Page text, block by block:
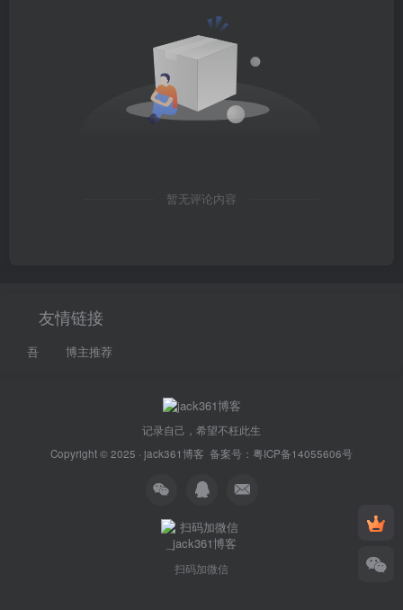
暂无评论内容
友情链接
吾 博主推荐
记录自己，希望不枉此生
Copyright © 2025 · jack361博客 备案号： 粤ICP备14055606号
扫码加微信